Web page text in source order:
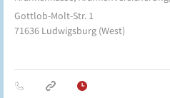
Gottlob-Molt-Str. 1
71636 Ludwigsburg (West)